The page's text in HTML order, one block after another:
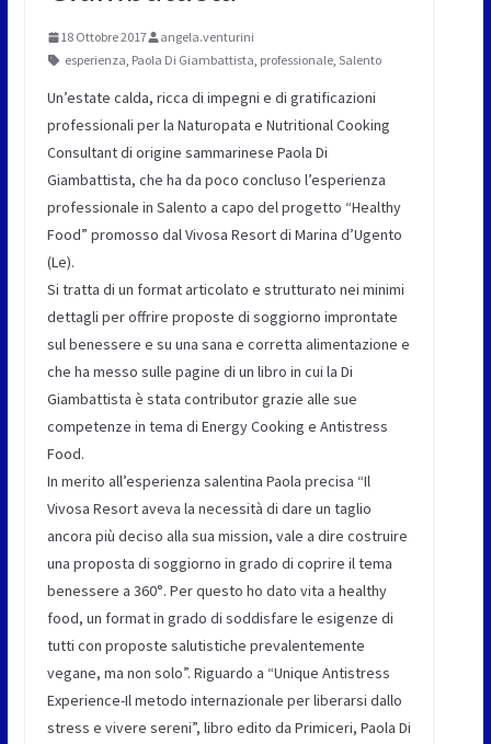
18 Ottobre 2017
angela.venturini
esperienza, Paola Di Giambattista, professionale, Salento
Un’estate calda, ricca di impegni e di gratificazioni
professionali per la Naturopata e Nutritional Cooking
Consultant di origine sammarinese Paola Di
Giambattista, che ha da poco concluso l’esperienza
professionale in Salento a capo del progetto “Healthy
Food” promosso dal Vivosa Resort di Marina d’Ugento
(Le).
Si tratta di un format articolato e strutturato nei minimi
dettagli per offrire proposte di soggiorno improntate
sul benessere e su una sana e corretta alimentazione e
che ha messo sulle pagine di un libro in cui la Di
Giambattista è stata contributor grazie alle sue
competenze in tema di Energy Cooking e Antistress
Food.
In merito all’esperienza salentina Paola precisa “Il
Vivosa Resort aveva la necessità di dare un taglio
ancora più deciso alla sua mission, vale a dire costruire
una proposta di soggiorno in grado di coprire il tema
benessere a 360°. Per questo ho dato vita a healthy
food, un format in grado di soddisfare le esigenze di
tutti con proposte salutistiche prevalentemente
vegane, ma non solo”. Riguardo a “Unique Antistress
Experience-Il metodo internazionale per liberarsi dallo
stress e vivere sereni”, libro edito da Primiceri, Paola Di